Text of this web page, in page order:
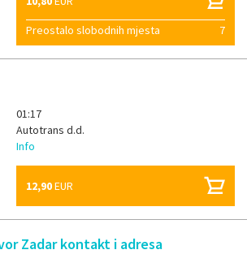
Preostalo slobodnih mjesta
7
01:17
Autotrans d.d.
Info
12,90EUR
Zadar kontakt i adresa